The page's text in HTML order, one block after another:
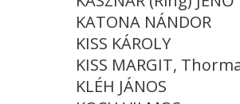
KATONA NÁNDOR
KISS KÁROLY
KISS MARGIT,
KLÉH JÁNOS